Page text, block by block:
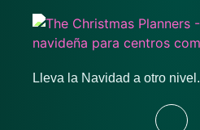
Lleva la Navidad a otro nivel.